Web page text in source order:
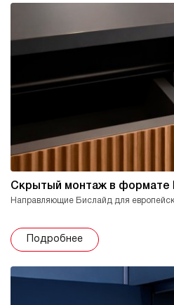
Скрытый монтаж в формате
Направляющие Бислайд для
Подробнее